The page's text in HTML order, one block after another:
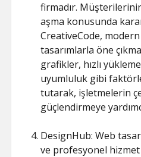
firmadır.
aşma konusunda
CreativeCode, modern
tasarımlarla öne
grafikler, hızlı
uyumluluk gibi
tutarak, işletmelerin
güçlendirmeye
DesignHub: Web
ve profesyonel